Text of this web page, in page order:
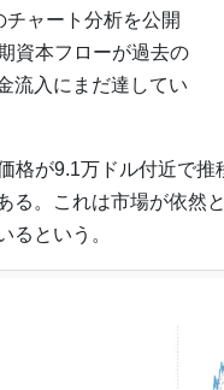
ャート分析を公開
資本フローが過去の
流入にまだ達してい
格が9.1万ドル付近で
る。これは市場が依然
るという。